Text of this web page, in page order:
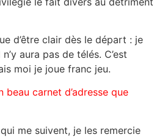
d’être clair dès le départ : je
aura pas de télés. C’est
moi je joue franc jeu.
beau carnet d’adresse que
me suivent, je les remercie